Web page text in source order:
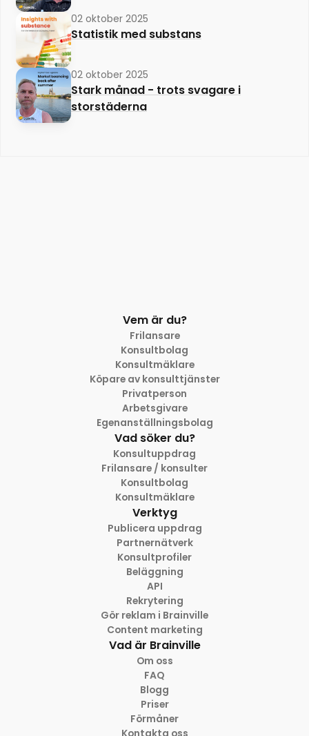
02 oktober 2025
Statistik med substans
02 oktober 2025
Stark månad - trots svagare i
storstäderna
Vem är du?
Frilansare
Konsultbolag
Konsultmäklare
Köpare av konsulttjänster
Privatperson
Arbetsgivare
Egenanställningsbolag
Vad söker du?
Konsultuppdrag
Frilansare / konsulter
Konsultbolag
Konsultmäklare
Verktyg
Publicera uppdrag
Partnernätverk
Konsultprofiler
Beläggning
API
Rekrytering
Gör reklam i Brainville
Content marketing
Vad är Brainville
Om oss
FAQ
Blogg
Priser
Förmåner